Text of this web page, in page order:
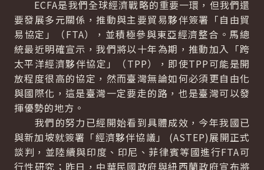
ECFA是我們全球經濟戰略的重要一環，但我們還
要發展多元關係，推動與主要貿易夥伴簽署「自由貿
易協定」（FTA），並積極參與東亞經濟整合。馬總
統最近明確宣示，我們將以十年為期，推動加入「跨
太平洋經濟夥伴協定」（TPP），即使TPP可能是開
放程度很高的協定，然而臺灣無論如何必須更自由化
與國際化，這是臺灣一定要走的路，也是臺灣可以發
揮優勢的地方。
我們的努力已經開始看到具體成效，今年我國已
與新加坡就簽署「經濟夥伴協議」 (ASTEP)展開正式
談判，並陸續與印度、印尼、菲律賓等國進行FTA可
行性研究；昨日，中華民國政府與紐西蘭政府宣布將